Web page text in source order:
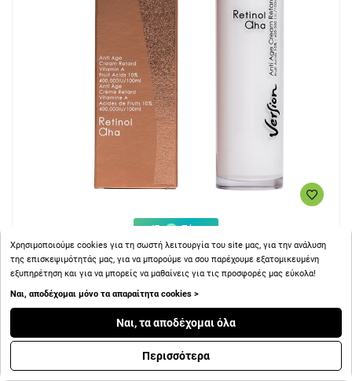
+ 47 Πόντοι
Version Retinol AHA Λευκαντική Θεραπεία Βαθιάς Δράσης
Χρησιμοποιούμε cookies για τη σωστή λειτουργία του site μας, για την ανάλυση
της επισκεψιμότητάς μας, για να μπορούμε να σου παρέχουμε εξατομικευμένη
εξυπηρέτηση και για να μπορείς να μαθαίνεις για τις προσφορές μας εύκολα!
Ναι, αποδέχομαι μόνο τα απαραίτητα cookies >
Ναι, τα αποδέχομαι όλα
Περισσότερα